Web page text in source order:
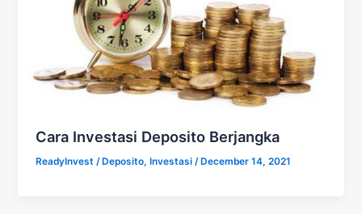
Cara Investasi Deposito Berjangka
ReadyInvest/ Deposito, Investasi / December 14, 2021